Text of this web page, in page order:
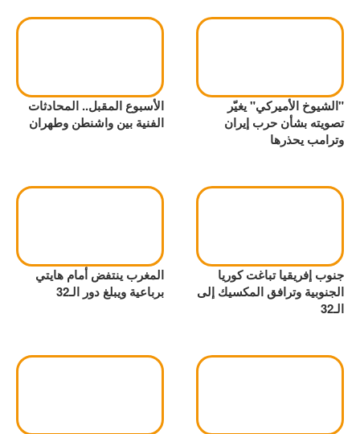
"الشيوخ الأميركي" يغيّر
تصويته بشأن حرب إيران
وترامب يحذرها
الأسبوع المقبل.. المحادثات
الفنية بين واشنطن وطهران
جنوب إفريقيا تباغت كوريا
الجنوبية وترافق المكسيك إلى
الـ32
المغرب ينتفض أمام هايتي
برباعية ويبلغ دور الـ32